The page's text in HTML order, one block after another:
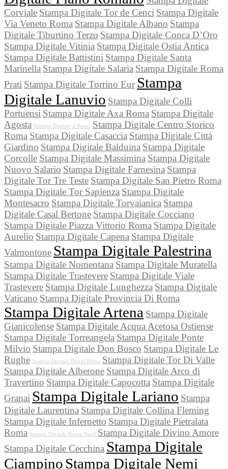
Corviale Stampa Digitale Tor de Cenci Stampa Digitale
Via Veneto Roma Stampa Digitale Albano Stampa
Digitale Tiburtino Terzo Stampa Digitale Conca D’Oro
Stampa Digitale Vitinia Stampa Digitale Ostia Antica
Stampa Digitale Battistini Stampa Digitale Santa
Marinella Stampa Digitale Salaria Stampa Digitale Roma
Prati Stampa Digitale Torrino Eur Stampa
Digitale Lanuvio Stampa Digitale Colli
Portuensi Stampa Digitale Axa Roma Stampa Digitale
Agosta Stampa Digitale A Roma Stampa Digitale Centro Storico
Roma Stampa Digitale Casaccia Stampa Digitale Città
Giardino Stampa Digitale Balduina Stampa Digitale
Corcolle Stampa Digitale Massimina Stampa Digitale
Nuovo Salario Stampa Digitale Farnesina Stampa
Digitale Tor Tre Teste Stampa Digitale San Pietro Roma
Stampa Digitale Tor Sapienza Stampa Digitale
Montesacro Stampa Digitale Torvaianica Stampa
Digitale Casal Bertone Stampa Digitale Cocciano
Stampa Digitale Piazza Vittorio Roma Stampa Digitale
Aurelio Stampa Digitale Capena Stampa Digitale
Valmontone Stampa Digitale Palestrina
Stampa Digitale Nomentana Stampa Digitale Muratella
Stampa Digitale Trastevere Stampa Digitale Viale
Trastevere Stampa Digitale Lunghezza Stampa Digitale
Vaticano Stampa Digitale Provincia Di Roma
Stampa Digitale Artena Stampa Digitale
Gianicolense Stampa Digitale Acqua Acetosa Ostiense
Stampa Digitale Torreangela Stampa Digitale Ponte
Milvio Stampa Digitale Don Bosco Stampa Digitale Le
Rughe Stampa Digitale Prezzi Roma Stampa Digitale Tor Di Valle
Stampa Digitale Alberone Stampa Digitale Arco di
Travertino Stampa Digitale Capocotta Stampa Digitale
Granai Stampa Digitale Lariano Stampa
Digitale Laurentina Stampa Digitale Collina Fleming
Stampa Digitale Infernetto Stampa Digitale Pietralata
Roma Stampa Digitale Roma Nord
Stampa Digitale Divino Amore
Stampa Digitale Cecchina Stampa Digitale
Ciampino Stampa Digitale Nemi